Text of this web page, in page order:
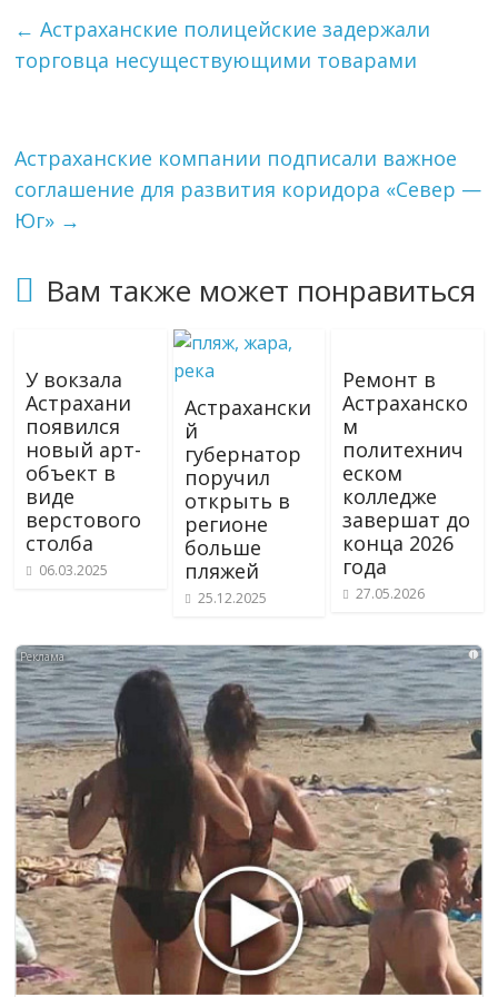
← Астраханские полицейские задержали
торговца несуществующими товарами
Астраханские компании подписали важное
соглашение для развития коридора «Север —
Юг» →
Вам также может понравиться
У вокзала
Астрахани
появился
новый арт-
объект в
виде
верстового
столба
06.03.2025
Астрахански
й
губернатор
поручил
открыть в
регионе
больше
пляжей
25.12.2025
Ремонт в
Астраханско
м
политехнич
еском
колледже
завершат до
конца 2026
года
27.05.2026
i